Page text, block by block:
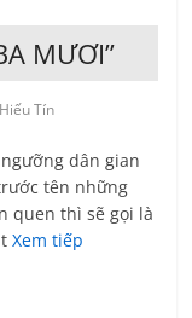
MƯƠI”
Tín
dân gian
tên những
quen thì sẽ gọi là
Xem tiếp